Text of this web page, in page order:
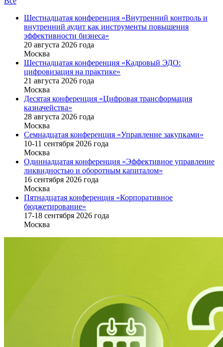
Шестнадцатая конференция «Внутренний контроль и
внутренний аудит как инструменты повышения
эффективности бизнеса»
20 августа 2026 года
Москва
Шестнадцатая конференция «Кадровый ЭДО:
цифровизация на практике»
21 августа 2026 года
Москва
Десятая конференция «Цифровая трансформация
казначейства»
28 августа 2026 года
Москва
Семнадцатая конференция «Управление закупками»
10-11 сентября 2026 года
Москва
Одиннадцатая конференция «Эффективное управление
ликвидностью и оборотным капиталом»
16 cентября 2026 года
Москва
Пятнадцатая конференция «Корпоративное
бюджетирование»
17-18 сентября 2026 года
Москва